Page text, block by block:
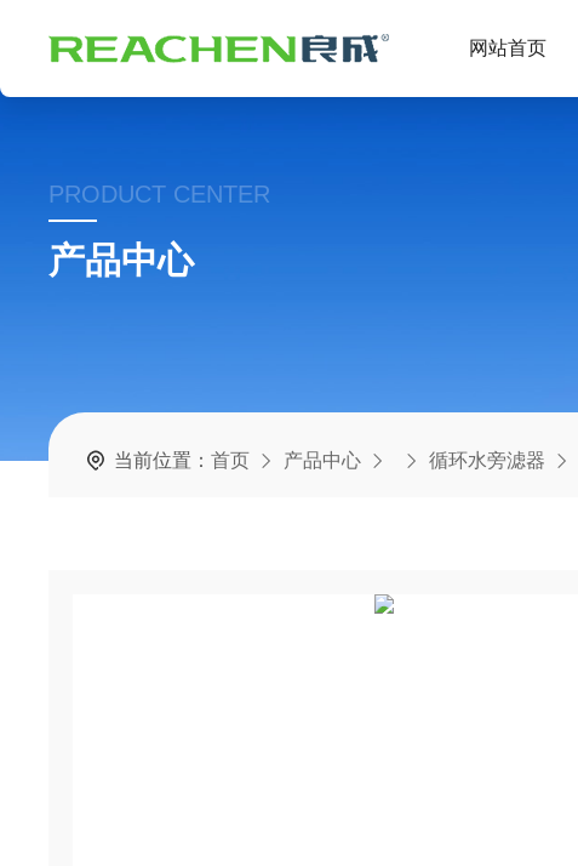
网站首页
PRODUCT CENTER
产品中心
当前位置：首页 产品中心 循环水旁滤器